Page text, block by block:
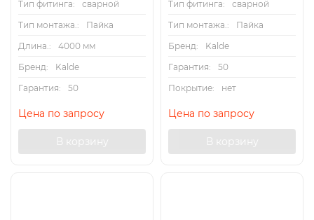
Тип фитинга:
сварной
Тип монтажа.:
Пайка
Длина.:
4000 мм
Бренд:
Kalde
Гарантия:
50
Цена по запросу
В корзину
Тип фитинга:
сварной
Тип монтажа.:
Пайка
Бренд:
Kalde
Гарантия:
50
Покрытие:
нет
Цена по запросу
В корзину